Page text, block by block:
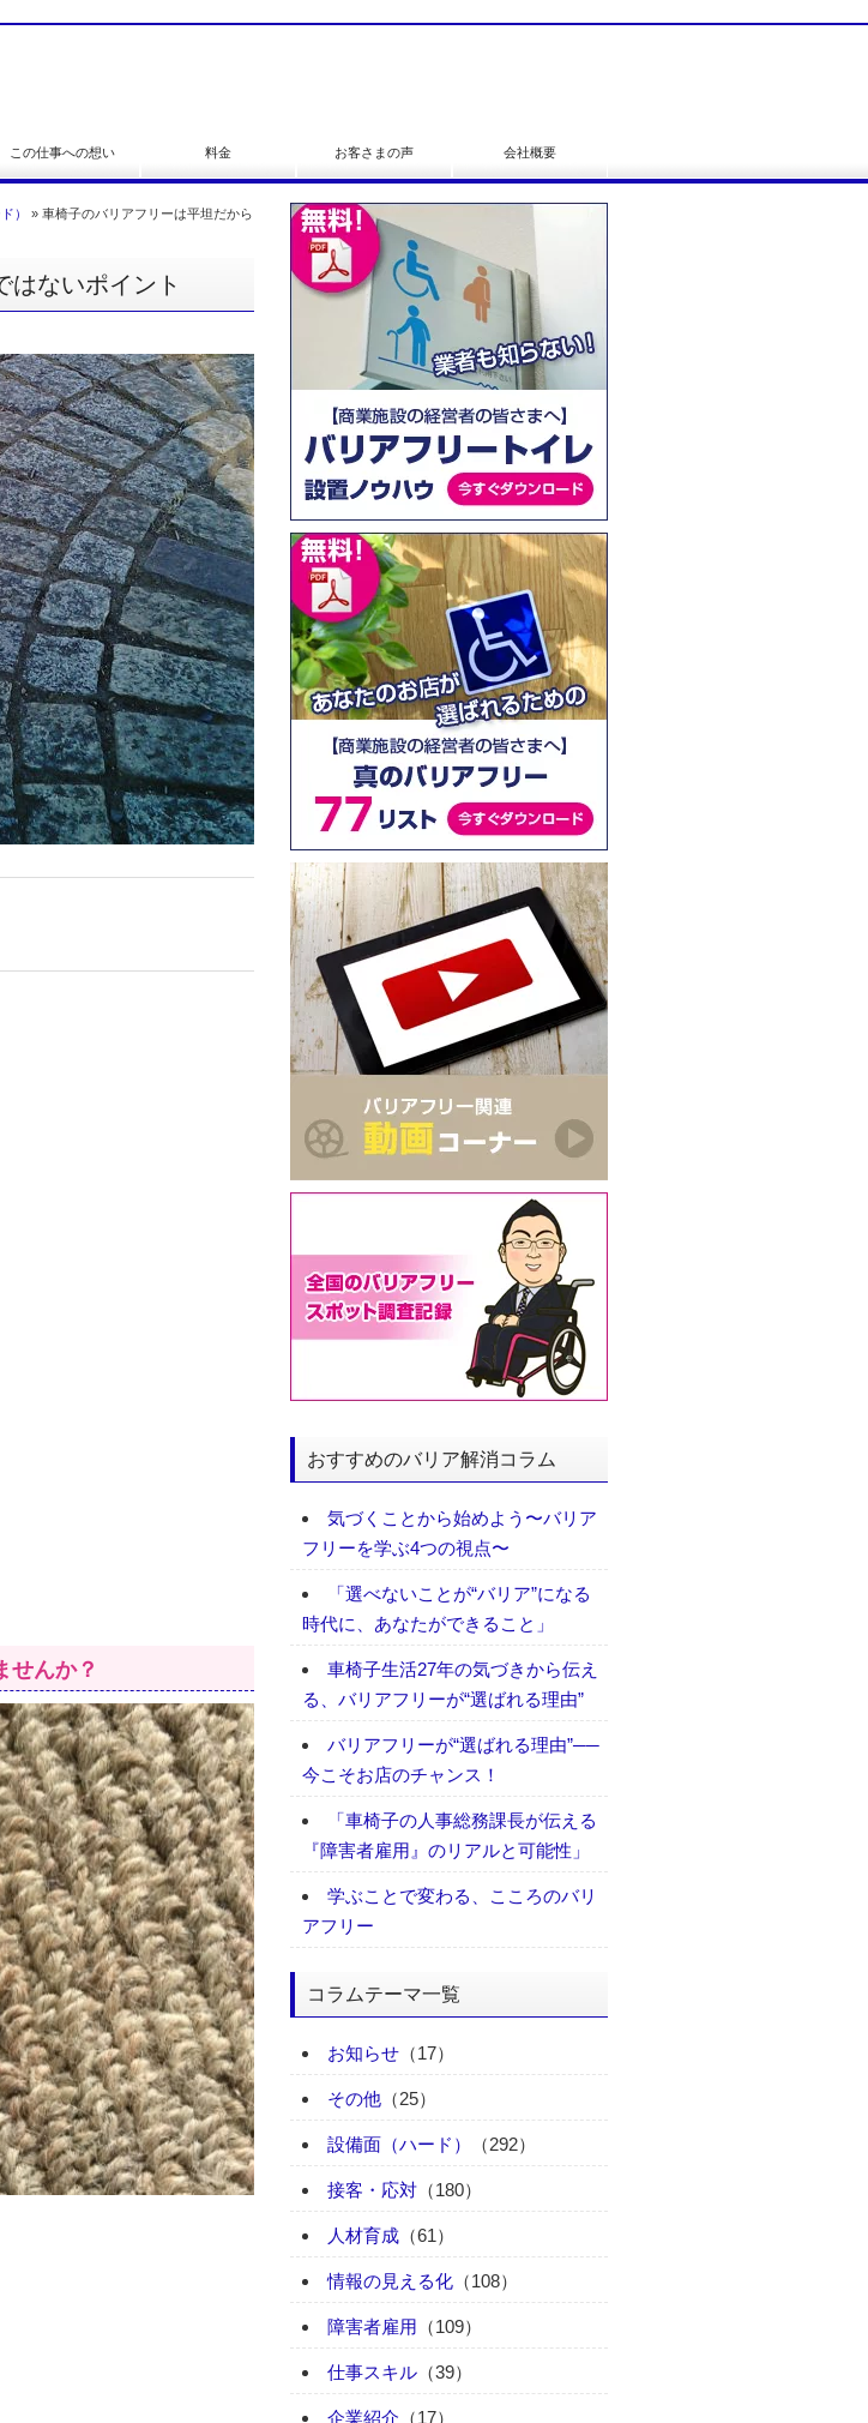
この仕事への想い 料金 お客さまの声 会社概要
） » 車椅子のバリアフリーは平坦だから
はないポイント
せんか？
おすすめのバリア解消コラム
気づくことから始めよう〜バリア
フリーを学ぶ4つの視点〜
「選べないことが“バリア”になる
時代に、あなたができること」
車椅子生活27年の気づきから伝え
る、バリアフリーが“選ばれる理由”
バリアフリーが“選ばれる理由”──
今こそお店のチャンス！
「車椅子の人事総務課長が伝える
『障害者雇用』のリアルと可能性」
学ぶことで変わる、こころのバリ
アフリー
コラムテーマ一覧
お知らせ （17）
その他 （25）
設備面（ハード） （292）
接客・応対 （180）
人材育成 （61）
情報の見える化 （108）
障害者雇用 （109）
仕事スキル （39）
企業紹介 （17）